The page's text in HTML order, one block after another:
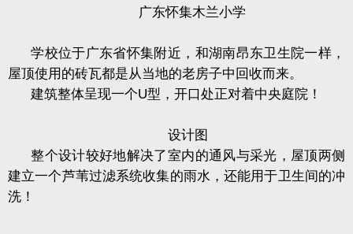
广东怀集木兰小学
学校位于广东省怀集附近，和湖南昂东卫生院一样，
屋顶使用的砖瓦都是从当地的老房子中回收而来。
建筑整体呈现一个U型，开口处正对着中央庭院！
设计图
整个设计较好地解决了室内的通风与采光，屋顶两侧
建立一个芦苇过滤系统收集的雨水，还能用于卫生间的冲
洗！